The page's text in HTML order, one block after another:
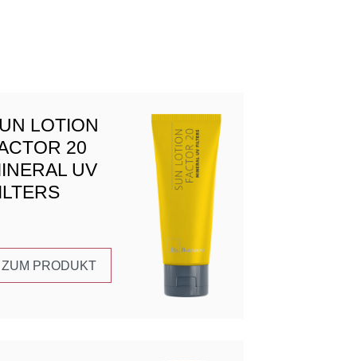
LOTION
20
UV
ZUM PRODUKT